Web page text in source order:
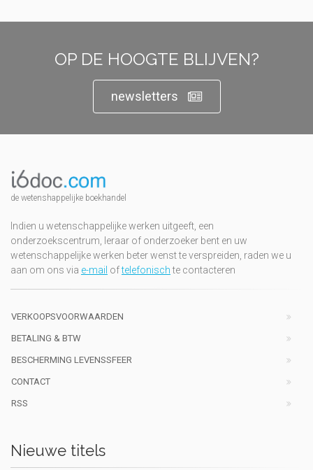
OP DE HOOGTE BLIJVEN?
newsletters
de wetenshappelijke boekhandel
Indien u wetenschappelijke werken uitgeeft, een
onderzoekscentrum, leraar of onderzoeker bent en uw
wetenschappelijke werken beter wenst te verspreiden, raden we u
aan om ons via e-mail oftelefonischte contacteren
VERKOOPSVOORWAARDEN
BETALING & BTW
BESCHERMING LEVENSSFEER
CONTACT
RSS
Nieuwe titels